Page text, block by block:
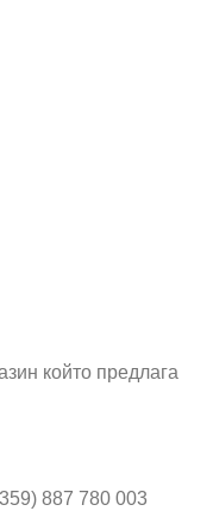
който предлага
887 780 003